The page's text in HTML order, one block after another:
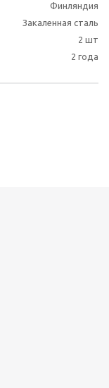
Финляндия
Закаленная сталь
2 шт
2 года